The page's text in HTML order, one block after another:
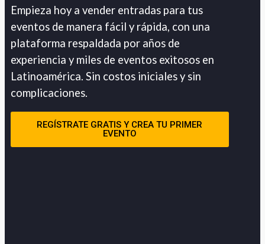
Empieza hoy a vender entradas para tus
eventos de manera fácil y rápida, con una
plataforma respaldada por años de
experiencia y miles de eventos exitosos en
Latinoamérica. Sin costos iniciales y sin
complicaciones.
REGÍSTRATE GRATIS Y CREA TU PRIMER
EVENTO